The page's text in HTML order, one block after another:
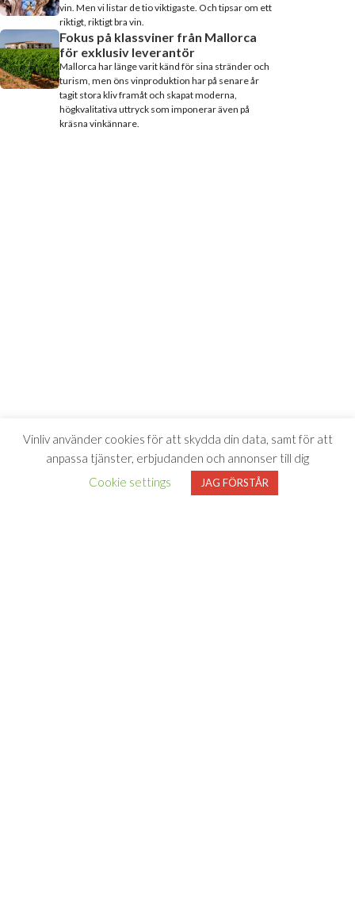
vin. Men vi listar de tio viktigaste. Och tipsar om ett
riktigt, riktigt bra vin.
Fokus på klassviner från Mallorca
för exklusiv leverantör
Mallorca har länge varit känd för sina stränder och
turism, men öns vinproduktion har på senare år
tagit stora kliv framåt och skapat moderna,
högkvalitativa uttryck som imponerar även på
kräsna vinkännare.
Vinliv använder cookies för att skydda din data, samt för att
anpassa tjänster, erbjudanden och annonser till dig
Cookie settings
JAG FÖRSTÅR